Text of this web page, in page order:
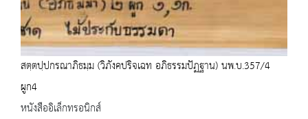
สตฺตปฺปกรณาภิธมฺม (วิภังคปริจเฉท อภิธรรมปัฏฐาน) นพ.บ.357/4
ผูก4
หนังสืออิเล็กทรอนิกส์